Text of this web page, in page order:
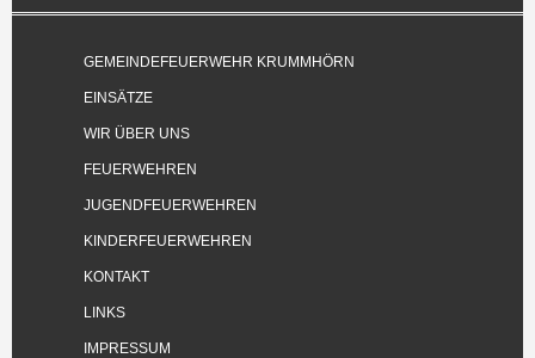
GEMEINDEFEUERWEHR KRUMMHÖRN
EINSÄTZE
WIR ÜBER UNS
FEUERWEHREN
JUGENDFEUERWEHREN
KINDERFEUERWEHREN
KONTAKT
LINKS
IMPRESSUM